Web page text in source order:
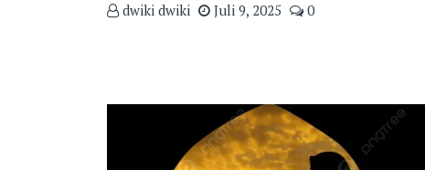
dwiki dwiki
Juli 9, 2025 0